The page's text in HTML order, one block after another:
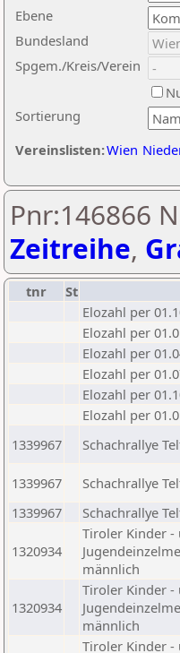
Ebene
Sortierung
Bundesland
Spgem./Kreis/Verein
Vereinslisten:Wien
Pnr:146866
Zeitreihe,
tnr St
Elozahl per
Elozahl per
Elozahl per
Elozahl per
Elozahl per
Elozahl per
1339967
Schachrallye
1339967 Schachrallye
1339967
Schachrallye
1320934
Tiroler Kinder -
männlich
1320934
Tiroler Kinder -
männlich
Tiroler Kinder -